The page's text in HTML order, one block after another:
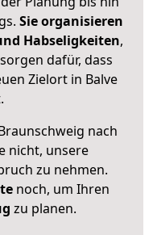
Sie organisieren
Habseligkeiten,
dafür, dass
Zielort in Balve
nach
nicht, unsere
zu nehmen.
noch, um Ihren
zu planen.